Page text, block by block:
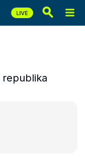
republika